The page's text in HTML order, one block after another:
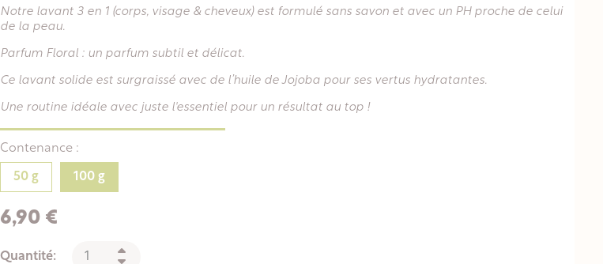
Notre lavant 3 en 1 (corps, visage & cheveux) est formulé sans savon et avec un PH proche de celui
de la peau.
Parfum Floral : un parfum subtil et délicat.
Ce lavant solide est surgraissé avec de l’huile de Jojoba pour ses vertus hydratantes.
Une routine idéale avec juste l'essentiel pour un résultat au top !
Contenance :
50 g 100 g
6,90 €
Quantité: